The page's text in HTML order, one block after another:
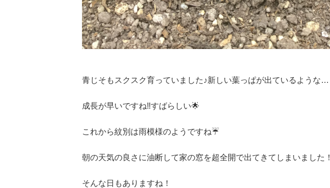
青じそもスクスク育っていました♪新しい葉っぱが出ているような…
成長が早いですね‼️すばらしい🌟
これから紋別は雨模様のようですね☔️
朝の天気の良さに油断して家の窓を超全開で出てきてしまいました！
そんな日もありますね！